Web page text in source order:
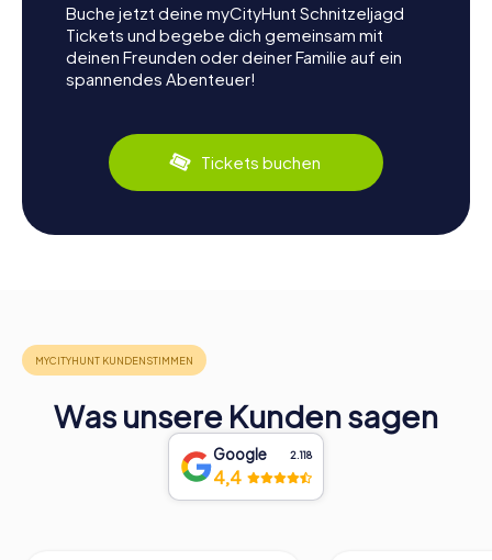
Buche jetzt deine myCityHunt Schnitzeljagd
Tickets und begebe dich gemeinsam mit
deinen Freunden oder deiner Familie auf ein
spannendes Abenteuer!
Tickets buchen
Was unsere Kunden sagen
Google 2.118
4,4